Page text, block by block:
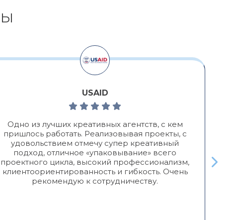
USAID
Одно из лучших креативных агентств, с кем
пришлось работать. Реализовывая проекты, с
удовольствием отмечу супер креативный
подход, отличное «упаковывание» всего
проектного цикла, высокий профессионализм,
клиентоориентированность и гибкость. Очень
рекомендую к сотрудничеству.